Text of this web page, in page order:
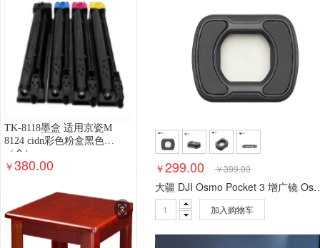
TK-8118墨盒 适用京瓷M
8124 cidn彩色粉盒黑色
（个）
￥380.00 ￥299.00 ￥399.00
大疆 DJI Osmo Pocket 3
加入购物车